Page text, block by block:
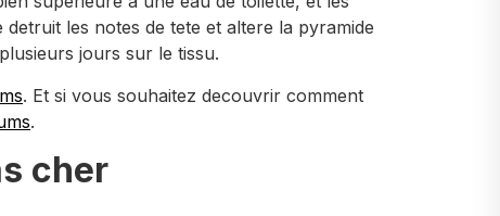
les notes de tete et altere la pyramide
jours sur le tissu.
. Et si vous souhaitez decouvrir comment
.
cher